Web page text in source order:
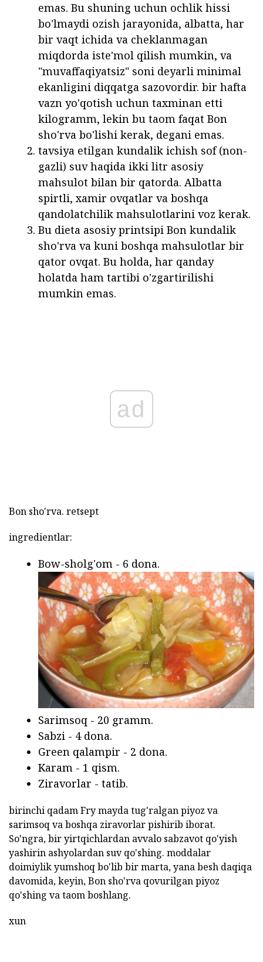
emas. Bu shuning uchun ochlik hissi
bo'lmaydi ozish jarayonida, albatta, har
bir vaqt ichida va cheklanmagan
miqdorda iste'mol qilish mumkin, va
"muvaffaqiyatsiz" soni deyarli minimal
ekanligini diqqatga sazovordir. bir hafta
vazn yo'qotish uchun taxminan etti
kilogramm, lekin bu taom faqat Bon
sho'rva bo'lishi kerak, degani emas.
tavsiya etilgan kundalik ichish sof (non-
gazli) suv haqida ikki litr asosiy
mahsulot bilan bir qatorda. Albatta
spirtli, xamir ovqatlar va boshqa
qandolatchilik mahsulotlarini voz kerak.
Bu dieta asosiy printsipi Bon kundalik
sho'rva va kuni boshqa mahsulotlar bir
qator ovqat. Bu holda, har qanday
holatda ham tartibi o'zgartirilishi
mumkin emas.
ad
Bon sho'rva. retsept
ingredientlar:
Bow-sholg'om - 6 dona.
Sarimsoq - 20 gramm.
Sabzi - 4 dona.
Green qalampir - 2 dona.
Karam - 1 qism.
Ziravorlar - tatib.
birinchi qadam Fry mayda tug'ralgan piyoz va
sarimsoq va boshqa ziravorlar pishirib iborat.
So'ngra, bir yirtqichlardan avvalo sabzavot qo'yish
yashirin ashyolardan suv qo'shing. moddalar
doimiylik yumshoq bo'lib bir marta, yana besh daqiqa
davomida, keyin, Bon sho'rva qovurilgan piyoz
qo'shing va taom boshlang.
xun